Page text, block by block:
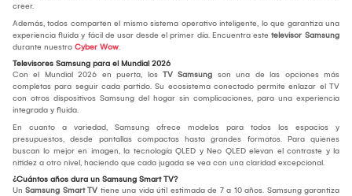
creer.
Además, todos comparten el mismo sistema operativo inteligente, lo que garantiza una
experiencia fluida y fácil de usar desde el primer día. Encuentra este televisor Samsung
durante nuestro Cyber Wow.
Televisores Samsung para el Mundial 2026
Con el Mundial 2026 en puerta, los TV Samsung son una de las opciones más
completas para seguir cada partido. Su ecosistema conectado permite enlazar el TV
con otros dispositivos Samsung del hogar sin complicaciones, para una experiencia
integrada y fluida.
En cuanto a variedad, Samsung ofrece modelos para todos los espacios y
presupuestos, desde pantallas compactas hasta grandes formatos. Para quienes
buscan lo mejor en imagen, la tecnología QLED y Neo QLED elevan el contraste y la
nitidez a otro nivel, haciendo que cada jugada se vea con una claridad excepcional.
¿Cuántos años dura un Samsung Smart TV?
Un Samsung Smart TV tiene una vida útil estimada de 7 a 10 años. Samsung garantiza